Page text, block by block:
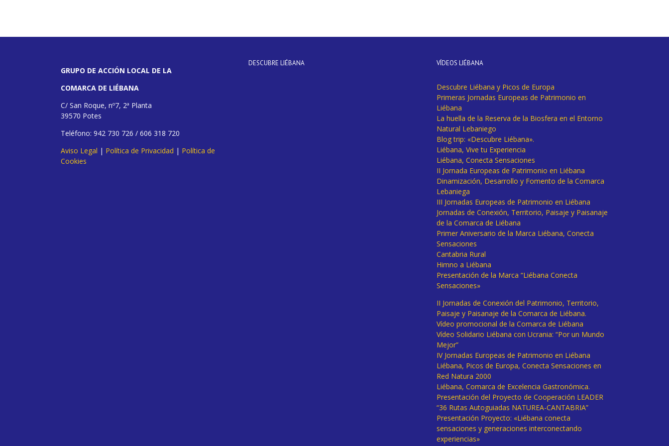
GRUPO DE ACCIÓN LOCAL DE LA
COMARCA DE LIÉBANA
C/ San Roque, nº7, 2ª Planta
39570 Potes
Teléfono: 942 730 726 / 606 318 720
Aviso Legal | Política de Privacidad | Política de
Cookies
DESCUBRE LIÉBANA VÍDEOS LIÉBANA
Descubre Liébana y Picos de Europa
Primeras Jornadas Europeas de Patrimonio en
Liébana
La huella de la Reserva de la Biosfera en el Entorno
Natural Lebaniego
Blog trip: «Descubre Liébana».
Liébana, Vive tu Experiencia
Liébana, Conecta Sensaciones
II Jornada Europeas de Patrimonio en Liébana
Dinamización, Desarrollo y Fomento de la Comarca
Lebaniega
III Jornadas Europeas de Patrimonio en Liébana
Jornadas de Conexión, Territorio, Paisaje y Paisanaje
de la Comarca de Liébana
Primer Aniversario de la Marca Liébana, Conecta
Sensaciones
Cantabria Rural
Himno a Liébana
Presentación de la Marca “Liébana Conecta
Sensaciones»
II Jornadas de Conexión del Patrimonio, Territorio,
Paisaje y Paisanaje de la Comarca de Liébana.
Vídeo promocional de la Comarca de Liébana
Vídeo Solidario Liébana con Ucrania: “Por un Mundo
Mejor”
IV Jornadas Europeas de Patrimonio en Liébana
Liébana, Picos de Europa, Conecta Sensaciones en
Red Natura 2000
Liébana, Comarca de Excelencia Gastronómica.
Presentación del Proyecto de Cooperación LEADER
“36 Rutas Autoguiadas NATUREA-CANTABRIA”
Presentación Proyecto: «Liébana conecta
sensaciones y generaciones interconectando
experiencias»